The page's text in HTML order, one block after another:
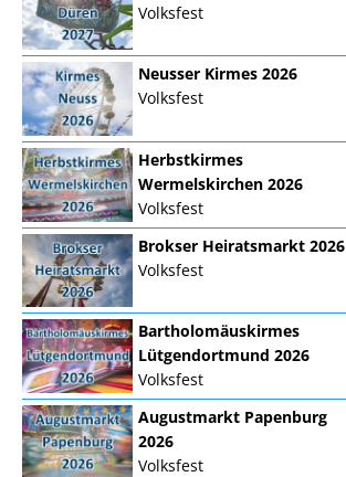
Volksfest
Neusser Kirmes 2026
Volksfest
Herbstkirmes
Wermelskirchen 2026
Volksfest
Brokser Heiratsmarkt 2026
Volksfest
Bartholomäuskirmes
Lütgendortmund 2026
Volksfest
Augustmarkt Papenburg
2026
Volksfest